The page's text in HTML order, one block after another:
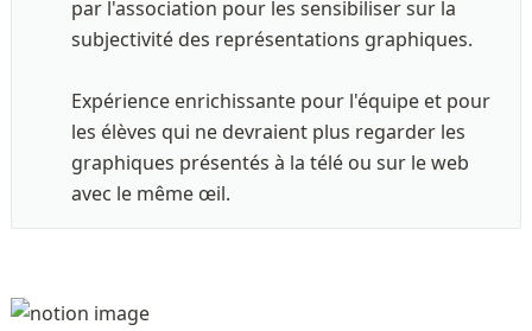
par l'association pour les sensibiliser sur la
subjectivité des représentations graphiques.
Expérience enrichissante pour l'équipe et pour
les élèves qui ne devraient plus regarder les
graphiques présentés à la télé ou sur le web
avec le même œil.